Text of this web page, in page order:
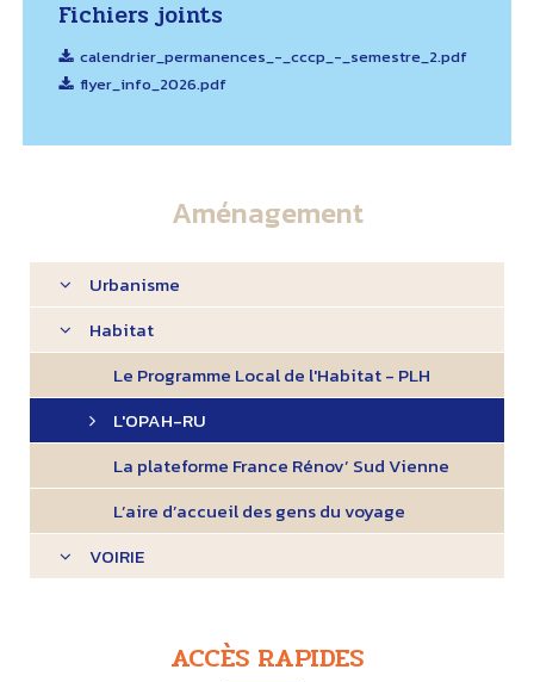
Fichiers joints
calendrier_permanences_-_cccp_-_semestre_2.pdf
flyer_info_2026.pdf
Aménagement
Urbanisme
Habitat
Le Programme Local de l'Habitat - PLH
L'OPAH-RU
La plateforme France Rénov’ Sud Vienne
L’aire d’accueil des gens du voyage
VOIRIE
ACCÈS RAPIDES